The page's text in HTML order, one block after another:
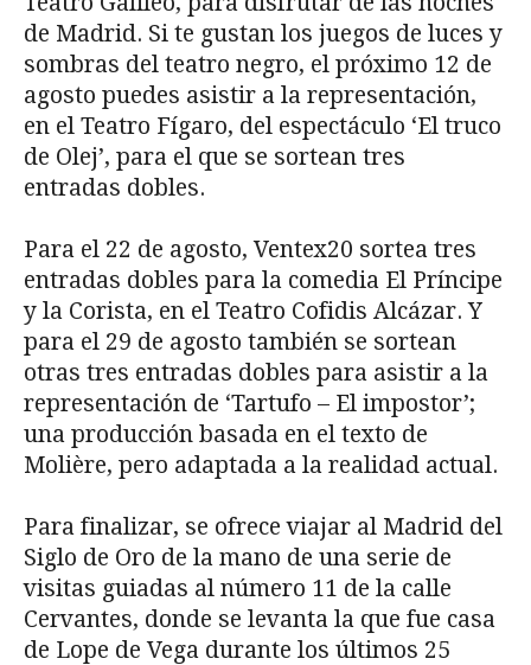
de Madrid. Si te gustan los juegos de luces y
sombras del teatro negro, el próximo 12 de
agosto puedes asistir a la representación,
en el Teatro Fígaro, del espectáculo ‘El truco
de Olej’, para el que se sortean tres
entradas dobles.
Para el 22 de agosto, Ventex20 sortea tres
entradas dobles para la comedia El Príncipe
y la Corista, en el Teatro Cofidis Alcázar. Y
para el 29 de agosto también se sortean
otras tres entradas dobles para asistir a la
representación de ‘Tartufo – El impostor’;
una producción basada en el texto de
Molière, pero adaptada a la realidad actual.
Para finalizar, se ofrece viajar al Madrid del
Siglo de Oro de la mano de una serie de
visitas guiadas al número 11 de la calle
Cervantes, donde se levanta la que fue casa
de Lope de Vega durante los últimos 25